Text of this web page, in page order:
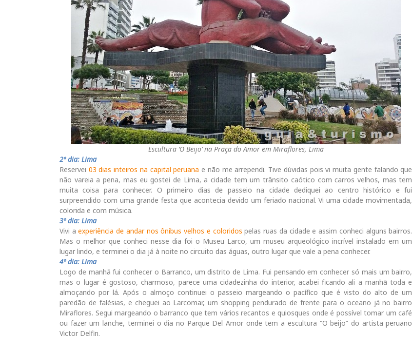
Escultura ‘O Beijo’ na Praça do Amor em Miraflores, Lima
2º dia: Lima
Reservei 03 dias inteiros na capital peruana e não me arrependi. Tive dúvidas pois vi muita gente falando que
não vareia a pena, mas eu gostei de Lima, a cidade tem um trânsito caótico com carros velhos, mas tem
muita coisa para conhecer. O primeiro dias de passeio na cidade dediquei ao centro histórico e fui
surpreendido com uma grande festa que acontecia devido um feriado nacional. Vi uma cidade movimentada,
colorida e com música.
3º dia: Lima
Vivi aexperiência de andar nos ônibus velhos e coloridos pelas ruas da cidade e assim conheci alguns bairros.
Mas o melhor que conheci nesse dia foi o Museu Larco, um museu arqueológico incrível instalado em um
lugar lindo, e terminei o dia já à noite no circuito das águas, outro lugar que vale a pena conhecer.
4º dia: Lima
Logo de manhã fui conhecer o Barranco, um distrito de Lima. Fui pensando em conhecer só mais um bairro,
mas o lugar é gostoso, charmoso, parece uma cidadezinha do interior, acabei ficando ali a manhã toda e
almoçando por lá. Após o almoço continuei o passeio margeando o pacífico que é visto do alto de um
paredão de falésias, e cheguei ao Larcomar, um shopping pendurado de frente para o oceano já no bairro
Miraflores. Segui margeando o barranco que tem vários recantos e quiosques onde é possível tomar um café
ou fazer um lanche, terminei o dia no Parque Del Amor onde tem a escultura “O beijo” do artista peruano
Victor Delfin.